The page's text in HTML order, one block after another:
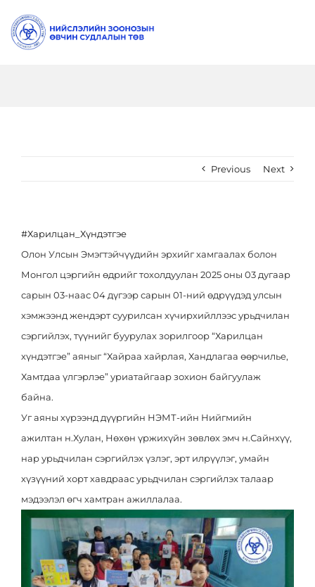
content
Бүтэц зохион байгуулалт
Алба, хэлтэс
Видео
Үйл ажиллагааны ил тод
Хүний нөөцийн ил тод
Эрх зүй
Нээлттэй ажлын байр
Зөвлөгөө
Эрүүл идэвхтэй амьдрал
Ковид-19
Тандалт судалгаа
Халдваргүйжүүлэлт
Холбоо барих
Previous Next
#Харилцан_Хүндэтгэе
Олон Улсын Эмэгтэйчүүдийн эрхийг хамгаалах болон
Монгол цэргийн өдрийг тохолдуулан 2025 оны 03 дугаар
сарын 03-наас 04 дүгээр сарын 01-ний өдрүүдэд улсын
хэмжээнд жендэрт суурилсан хүчирхийллээс урьдчилан
сэргийлэх, түүнийг буурулах зорилгоор “Харилцан
хүндэтгэе” аяныг “Хайраа хайрлая, Хандлагаа өөрчилье,
Хамтдаа үлгэрлэе” уриатайгаар зохион байгуулаж
байна.
Уг аяны хүрээнд дүүргийн НЭМТ-ийн Нийгмийн
ажилтан н.Хулан, Нөхөн үржихүйн зөвлөх эмч н.Сайнхүү,
нар урьдчилан сэргийлэх үзлэг, эрт илрүүлэг, умайн
хүзүүний хорт хавдраас урьдчилан сэргийлэх талаар
мэдээлэл өгч хамтран ажиллалаа.